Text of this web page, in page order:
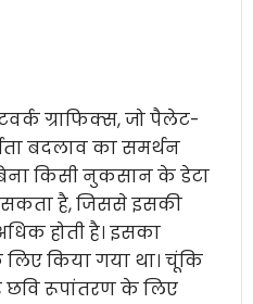
ग्राफिक्स, जो पैलेट-
बदलाव का समर्थन
किसी नुकसान के डेटा
है, जिससे इसकी
होती है। इसका
किया गया था। चूंकि
छवि रूपांतरण के लिए